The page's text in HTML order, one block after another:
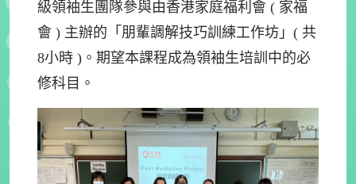
級領袖生團隊參與由香港家庭福利會 ( 家福
會 ) 主辦的「朋輩調解技巧訓練工作坊」( 共
8小時 )。期望本課程成為領袖生培訓中的必
修科目。